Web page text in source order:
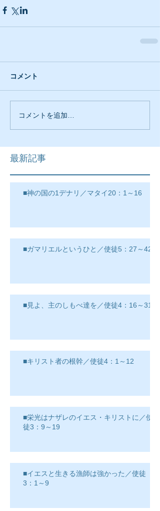
コメント
コメントを追加…
最新記事
■神の国の1デナリ／マタイ20：1～16
■ガマリエルというひと／使徒5：27～42
■見よ、主のしもべ達を／使徒4：16～31
■キリスト者の根幹／使徒4：1～12
■栄光はナザレのイエス・キリストに／使
徒3：9～19
■イエスと生きる漁師は強かった／使徒
3：1～9